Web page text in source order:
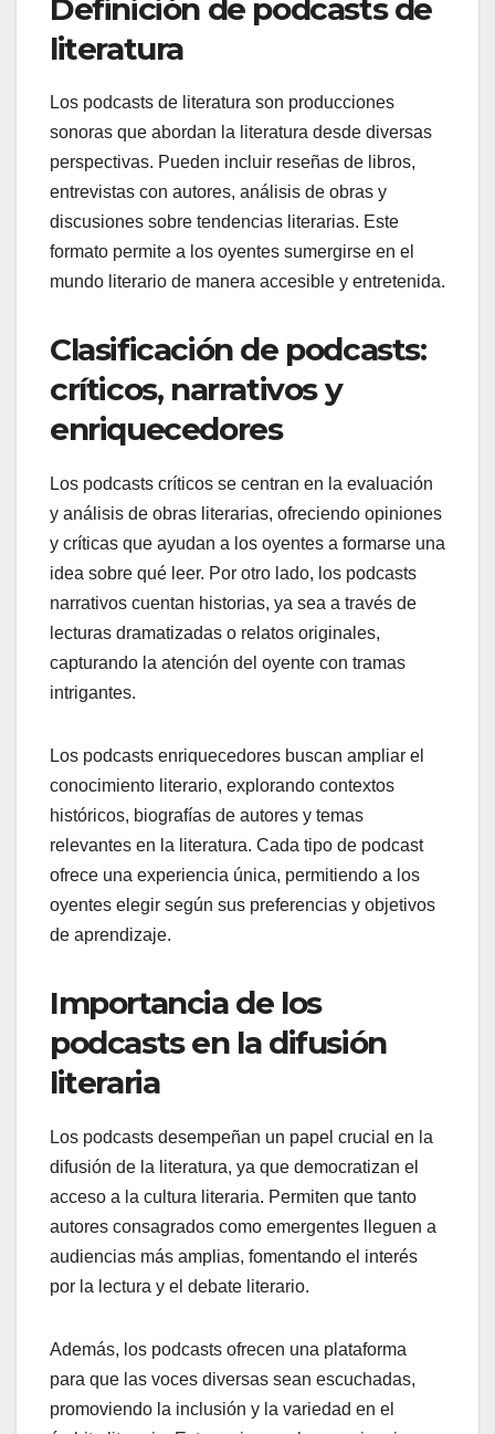
Definición de podcasts de
literatura
Los podcasts de literatura son producciones
sonoras que abordan la literatura desde diversas
perspectivas. Pueden incluir reseñas de libros,
entrevistas con autores, análisis de obras y
discusiones sobre tendencias literarias. Este
formato permite a los oyentes sumergirse en el
mundo literario de manera accesible y entretenida.
Clasificación de podcasts:
críticos, narrativos y
enriquecedores
Los podcasts críticos se centran en la evaluación
y análisis de obras literarias, ofreciendo opiniones
y críticas que ayudan a los oyentes a formarse una
idea sobre qué leer. Por otro lado, los podcasts
narrativos cuentan historias, ya sea a través de
lecturas dramatizadas o relatos originales,
capturando la atención del oyente con tramas
intrigantes.
Los podcasts enriquecedores buscan ampliar el
conocimiento literario, explorando contextos
históricos, biografías de autores y temas
relevantes en la literatura. Cada tipo de podcast
ofrece una experiencia única, permitiendo a los
oyentes elegir según sus preferencias y objetivos
de aprendizaje.
Importancia de los
podcasts en la difusión
literaria
Los podcasts desempeñan un papel crucial en la
difusión de la literatura, ya que democratizan el
acceso a la cultura literaria. Permiten que tanto
autores consagrados como emergentes lleguen a
audiencias más amplias, fomentando el interés
por la lectura y el debate literario.
Además, los podcasts ofrecen una plataforma
para que las voces diversas sean escuchadas,
promoviendo la inclusión y la variedad en el